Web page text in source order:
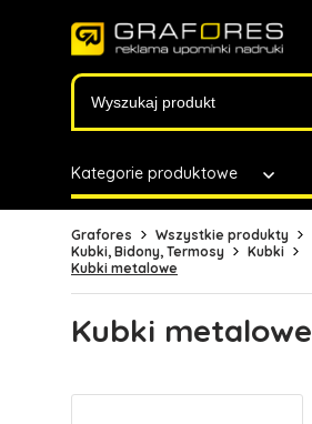
Kategorie produktowe
Grafores
Wszystkie produkty
Kubki, Bidony, Termosy
Kubki
Kubki metalowe
Kubki metalowe